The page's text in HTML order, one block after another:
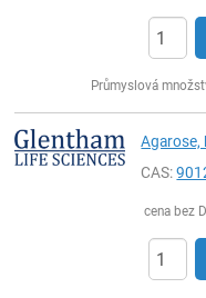
Průmyslová
Agarose,
CAS:
cena bez